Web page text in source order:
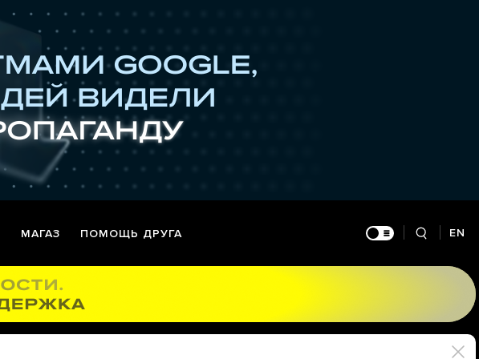
МАГАЗ ПОМОЩЬ ДРУГА EN